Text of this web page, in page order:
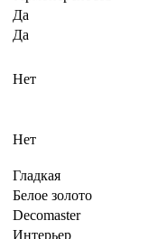
Да
Да
Нет
Нет
Гладкая
Белое золото
Decomaster
Интерьер